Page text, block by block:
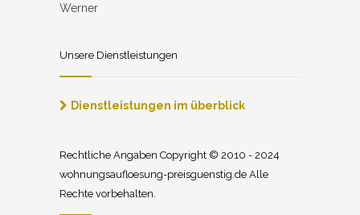
Werner
Unsere Dienstleistungen
Dienstleistungen im überblick
Rechtliche Angaben Copyright © 2010 - 2024
wohnungsaufloesung-preisguenstig.de Alle
Rechte vorbehalten.